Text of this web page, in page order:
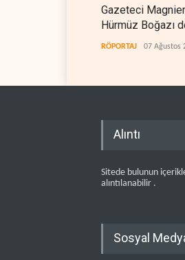
Gazeteci
Hürmüz Boğazı
doğrudan İran ve
RÖPORTAJ 07 Ağustos
Alıntı
Sitede bulunun
alıntılanabilir .
Sosyal